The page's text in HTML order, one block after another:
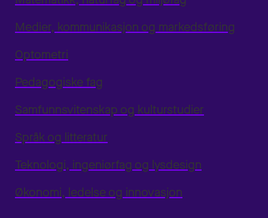
Medier, kommunikasjon og markedsføring
Optometri
Pedagogiske fag
Samfunnsvitenskap og kulturstudier
Språk og litteratur
Teknologi, ingeniørfag og lysdesign
Økonomi, ledelse og innovasjon